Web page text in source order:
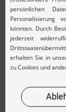
Making every
LEONHARD
Werden Sie Teil
Lösung für
noch besser,